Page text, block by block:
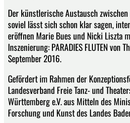
Der künstlerische Austausch
soviel lässt sich schon klar sagen,
eröffnen Marie Bues und Nicki Liszta
Inszenierung: PARADIES FLUTEN von
September 2016.
Gefördert im Rahmen der
Landesverband Freie Tanz- und
Württemberg e.V. aus Mitteln des
Forschung und Kunst des Landes